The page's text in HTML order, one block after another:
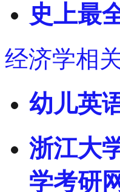
史上最
经济学相
幼儿英
浙江大
学考研